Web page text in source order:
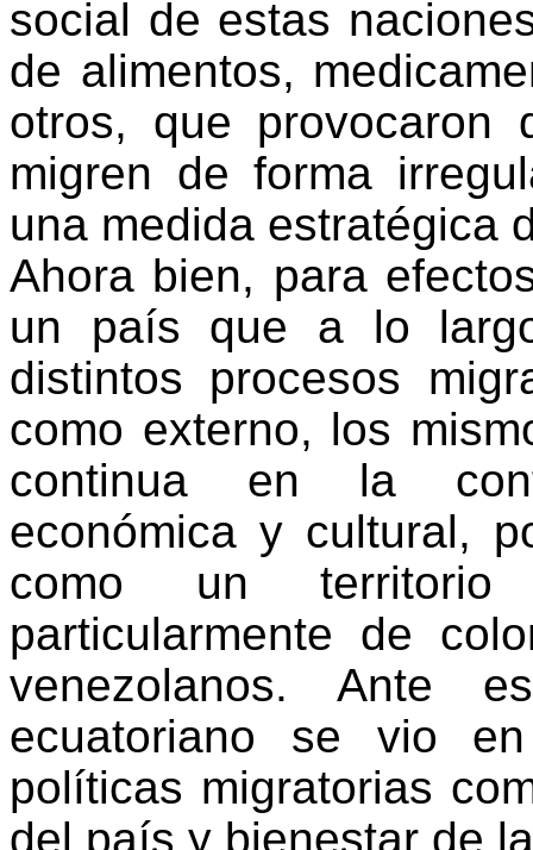
social de estas
de alimentos,
otros, que provocaron
migren de forma
una medida
Ahora bien, para
un país que a lo
distintos procesos
como externo, los
continua en la
económica y cultural,
como un territorio
particularmente de
venezolanos. Ante
ecuatoriano se vio
políticas migratorias
del país y bienestar de